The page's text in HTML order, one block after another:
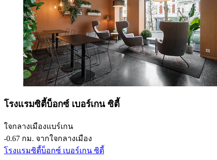
โรงแรมซิตี้บ็อกซ์ เบอร์เกน ซิตี้
ใจกลางเมืองแบร์เกน
‐0.67 กม. จากใจกลางเมือง
โรงแรมซิตี้บ็อกซ์ เบอร์เกน ซิตี้